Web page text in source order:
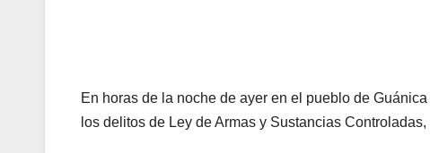
En horas de la noche de ayer en el pueblo de
los delitos de Ley de Armas y Sustancias